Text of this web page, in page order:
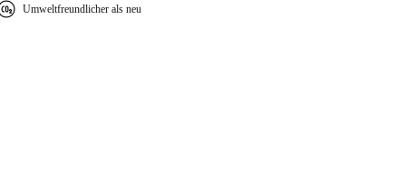
Umweltfreundlicher als neu